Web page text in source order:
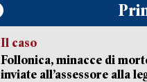
Il caso
Follonica, minacce di
inviate all’assessore alla